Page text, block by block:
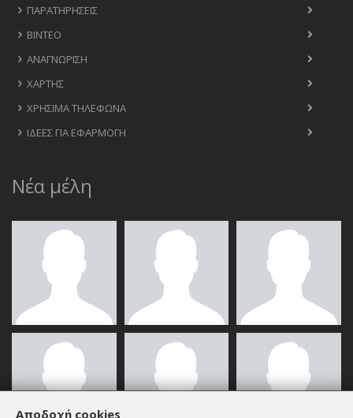
ΠΑΡΑΤΗΡΉΣΕΙΣ
ΒΊΝΤΕΟ
ΑΝΑΓΝΏΡΙΣΗ
ΧΆΡΤΗΣ
ΧΡΉΣΙΜΑ ΤΗΛΈΦΩΝΑ
ΙΔΈΕΣ ΓΙΑ ΕΦΑΡΜΟΓΉ
Νέα μέλη
Αποδοχή cookies